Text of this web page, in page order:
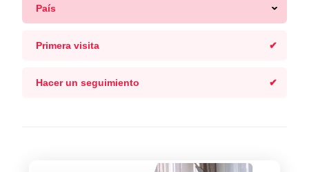
País
Primera visita
Hacer un seguimiento